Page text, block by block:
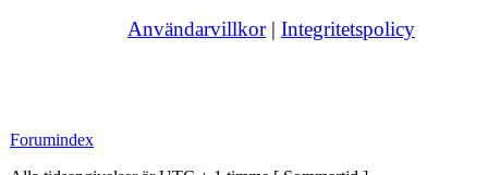
Användarvillkor| Integritetspolicy
Forumindex